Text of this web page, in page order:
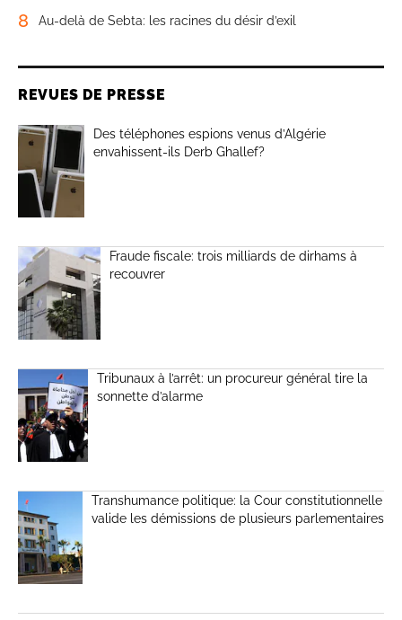
8 Au-delà de Sebta: les racines du désir d’exil
REVUES DE PRESSE
Des téléphones espions venus d’Algérie
envahissent-ils Derb Ghallef?
Fraude fiscale: trois milliards de dirhams à
recouvrer
Tribunaux à l’arrêt: un procureur général tire la
sonnette d’alarme
Transhumance politique: la Cour constitutionnelle
valide les démissions de plusieurs parlementaires